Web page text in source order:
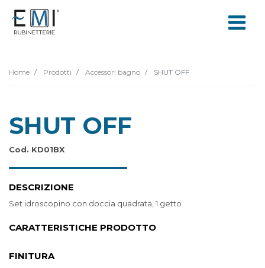
Home Prodotti Accessori bagno SHUT OFF
SHUT OFF
Cod. KD01BX
DESCRIZIONE
Set idroscopino con doccia quadrata, 1 getto
CARATTERISTICHE PRODOTTO
FINITURA